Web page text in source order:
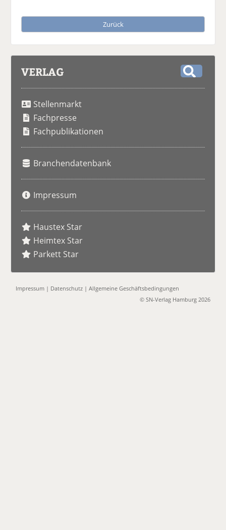
Zurück
VERLAG
Stellenmarkt
Fachpresse
Fachpublikationen
Branchendatenbank
Impressum
Haustex Star
Heimtex Star
Parkett Star
Impressum | Datenschutz |Allgemeine Geschäftsbedingungen
© SN-Verlag Hamburg 2026